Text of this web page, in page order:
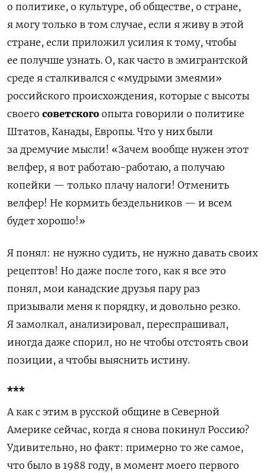
о политике, о культуре, об обществе, о стране,
я могу только в том случае, если я живу в этой
стране, если приложил усилия к тому, чтобы
ее получше узнать. О, как часто в эмигрантской
среде я сталкивался с «мудрыми змеями»
российского происхождения, которые с высоты
своего советского опыта говорили о политике
Штатов, Канады, Европы. Что у них были
за дремучие мысли! «Зачем вообще нужен этот
велфер, я вот работаю-работаю, а получаю
копейки — только плачу налоги! Отменить
велфер! Не кормить бездельников — и всем
будет хорошо!»
Я понял: не нужно судить, не нужно давать своих
рецептов! Но даже после того, как я все это
понял, мои канадские друзья пару раз
призывали меня к порядку, и довольно резко.
Я замолкал, анализировал, переспрашивал,
иногда даже спорил, но не чтобы отстоять свои
позиции, а чтобы выяснить истину.
***
А как с этим в русской общине в Северной
Америке сейчас, когда я снова покинул Россию?
Удивительно, но факт: примерно то же самое,
что было в 1988 году, в момент моего первого